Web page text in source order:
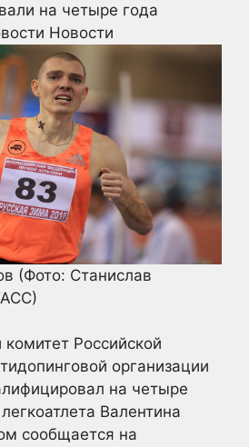
на четыре года
Новости
(Фото: Станислав
Российской
организации
на четыре
Валентина
сообщается на